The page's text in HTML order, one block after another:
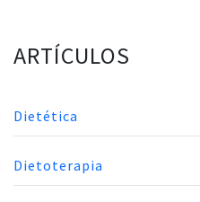
ARTÍCULOS
Dietética
Dietoterapia